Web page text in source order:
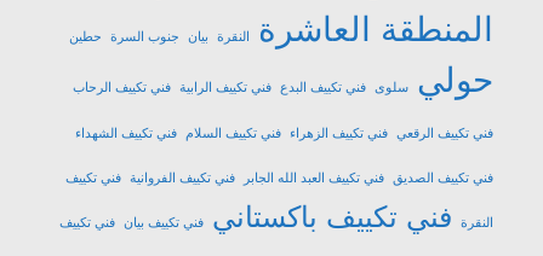
المنطقة العاشرة
النقرة بيان جنوب السرة حطين
حولي سلوى فني تكييف البدع فني تكييف الرابية فني تكييف الرحاب
فني تكييف الرقعي فني تكييف الزهراء فني تكييف السلام فني تكييف الشهداء
فني تكييف الصديق فني تكييف العبد الله الجابر فني تكييف الفروانية فني تكييف
النقرة فني تكييف باكستاني فني تكييف بيان فني تكييف